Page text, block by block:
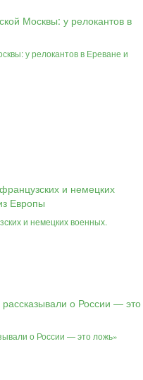
у релокантов в Ереване и
и немецких военных.
о России — это ложь»